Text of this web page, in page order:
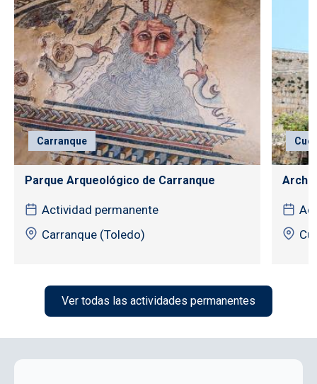
Carranque
Parque Arqueológico de Carranque
Actividad permanente
Carranque (Toledo)
Ver todas las actividades permanentes